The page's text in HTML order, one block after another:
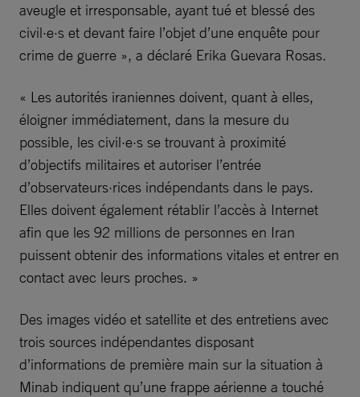
aveugle et irresponsable, ayant tué et blessé des
civil·e·s et devant faire l’objet d’une enquête pour
crime de guerre », a déclaré Erika Guevara Rosas.
« Les autorités iraniennes doivent, quant à elles,
éloigner immédiatement, dans la mesure du
possible, les civil·e·s se trouvant à proximité
d’objectifs militaires et autoriser l’entrée
d’observateurs·rices indépendants dans le pays.
Elles doivent également rétablir l’accès à Internet
afin que les 92 millions de personnes en Iran
puissent obtenir des informations vitales et entrer en
contact avec leurs proches. »
Des images vidéo et satellite et des entretiens avec
trois sources indépendantes disposant
d’informations de première main sur la situation à
Minab indiquent qu’une frappe aérienne a touché